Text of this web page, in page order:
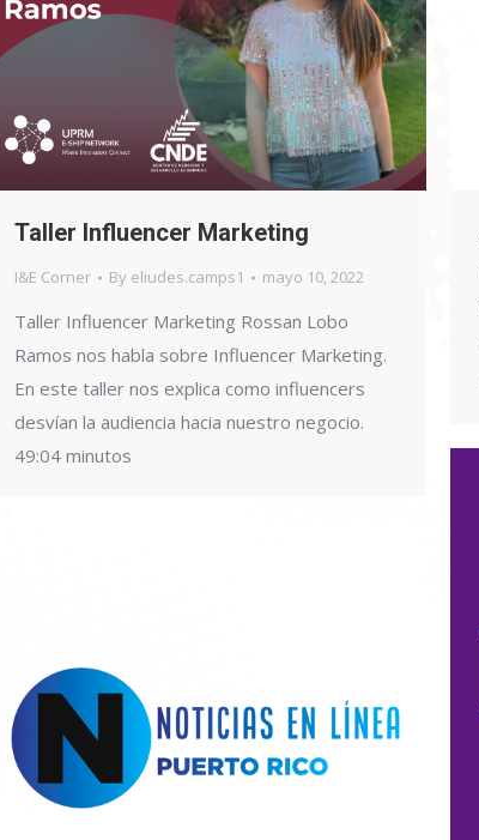
Taller Influencer Marketing
I&E Corner By eliudes.camps1 mayo 10, 2022
Taller Influencer Marketing Rossan Lobo
Ramos nos habla sobre Influencer Marketing.
En este taller nos explica como influencers
desvían la audiencia hacia nuestro negocio.
49:04 minutos